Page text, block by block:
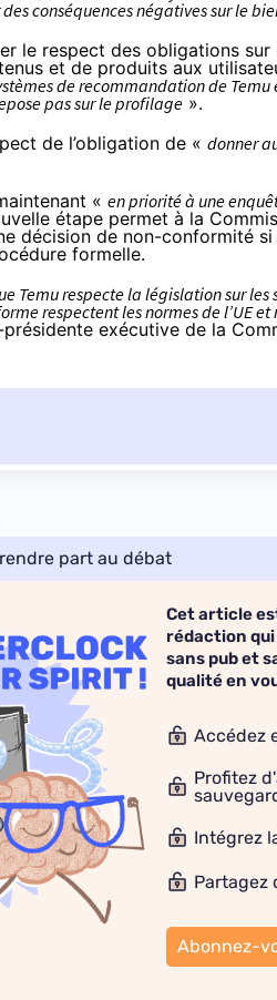
conséquences négatives sur le
le respect des obligations
et de produits aux
de recommandation de
pas sur le profilage ».
de l’obligation de « donner
« en priorité à une
étape permet à la
décision de non-conformité
formelle.
Temu respecte la législation sur
respectent les normes de l’UE
exécutive de la
part au débat
Cet article
rédaction
sans pub et
qualité en
Accédez
Profitez
Intégrez
Partagez
Abonnez-